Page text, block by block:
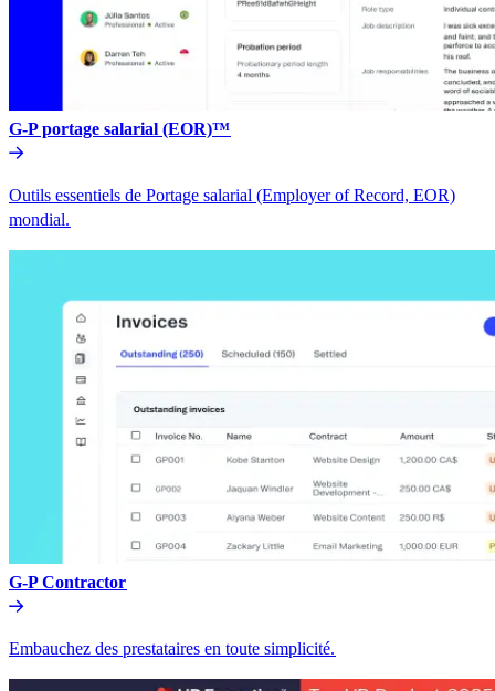
G-P portage salarial (EOR)™​​
Outils essentiels de Portage salarial (Employer of Record, EOR)
mondial.​​
G-P Contractor​​
Embauchez des prestataires en toute simplicité.​​